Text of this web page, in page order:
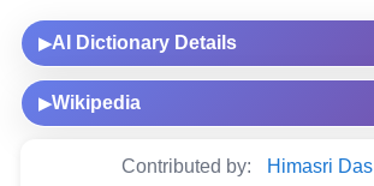
▶AI Dictionary Details
▶Wikipedia
Contributed by: Himasri Das